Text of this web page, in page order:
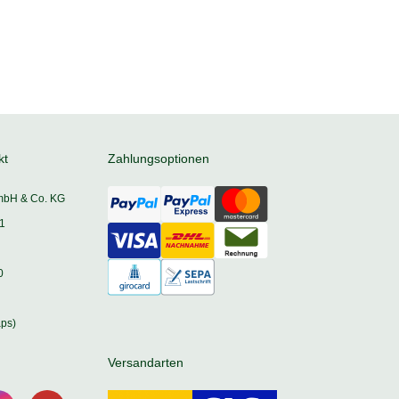
& Co. KG
Zahlungsoptionen
Versandarten